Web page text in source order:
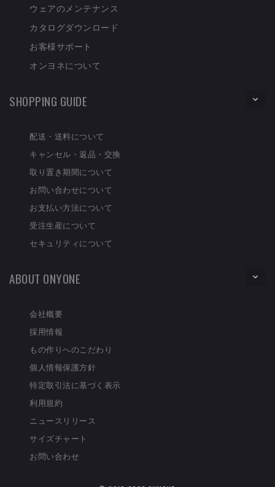
ウェアのメンテナンス
カタログダウンロード
お客様サポート
オンヨネについて
SHOPPING GUIDE
配送・送料について
キャンセル・返品・交換
取り置き期間について
お問い合わせについて
お支払い方法について
受注生産について
セキュリティについて
ABOUT ONYONE
会社概要
採用情報
もの作りへのこだわり
個人情報保護方針
特定取引法に基づく表示
利用規約
ニュースリリース
サイズチャート
お問い合わせ